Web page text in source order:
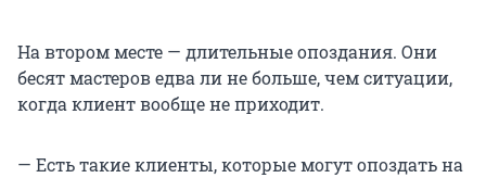
На втором месте — длительные опоздания. Они
бесят мастеров едва ли не больше, чем ситуации,
когда клиент вообще не приходит.
— Есть такие клиенты, которые могут опоздать на